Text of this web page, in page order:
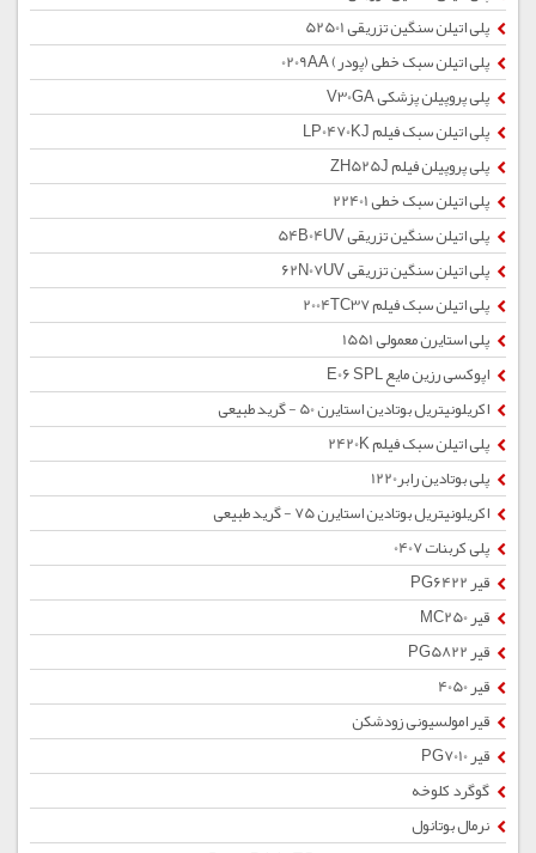
پلی اتیلن سنگین تزریقی 52501
پلی اتیلن سبک خطی (پودر) 0209AA
پلی پروپیلن پزشکی V30GA
پلی اتیلن سبک فیلم LP0470KJ
پلی پروپیلن فیلم ZH525J
پلی اتیلن سبک خطی 22401
پلی اتیلن سنگین تزریقی 54B04UV
پلی اتیلن سنگین تزریقی 62N07UV
پلی اتیلن سبک فیلم 2004TC37
پلی استایرن معمولی 1551
اپوکسی رزین مایع E06 SPL
اکریلونیتریل بوتادین استایرن 50 - گرید طبیعی
پلی اتیلن سبک فیلم 2420K
پلی بوتادین رابر1220
اکریلونیتریل بوتادین استایرن 75 - گرید طبیعی
پلی کربنات 0407
قیر PG6422
قیر MC250
قیر PG5822
قیر 4050
قیر امولسیونی زودشکن
قیر PG7010
گوگرد کلوخه
نرمال بوتانول